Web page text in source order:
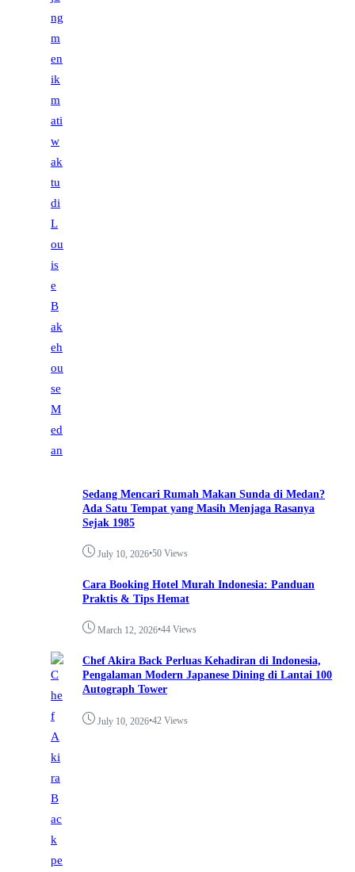
Sedang Mencari Rumah Makan Sunda di Medan?
Ada Satu Tempat yang Masih Menjaga Rasanya
Sejak 1985
July 10, 2026•50 Views
Cara Booking Hotel Murah Indonesia: Panduan
Praktis & Tips Hemat
March 12, 2026•44 Views
Chef Akira Back Perluas Kehadiran di Indonesia,
Pengalaman Modern Japanese Dining di Lantai 100
Autograph Tower
July 10, 2026•42 Views